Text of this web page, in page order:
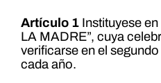
Artículo 1Instituyese en
LA MADRE”, cuya
verificarse en el
cada año.